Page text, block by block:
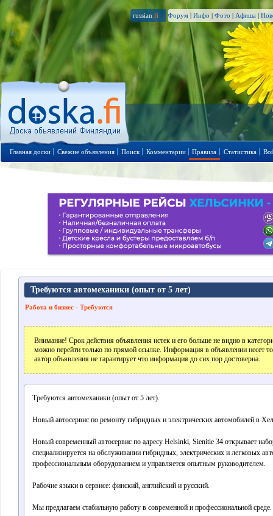
russian .fi Форум | Инфо | Фото | Афиша |
Главная доски Свежие объявления Поиск Комментарии Правила Статистика
Требуются автомеханики (опыт от 5 лет)
Работа и бизнес - Требуются
Внимание! Срок действия объявления истек и его больше не видно в
можно перейти только по прямой ссылке. Информация в объявлении несет
автор объявления не гарантирует что информация до сих пор достоверна.
Требуются автомеханики (опыт от 5 лет).
Новый автосервис по ремонту гибридных и электрических автомобилей в
Новый современный автосервис по адресу Helsinki, Sienitie 34 открывает
специализируется на обслуживании гибридных, электрических и легковых
профессиональным оборудованием и управляется опытным руководителем.
Рабочие языки в сервисе: финский, английский и русский.
Мы предлагаем стабильную работу в современной и профессиональной среде.